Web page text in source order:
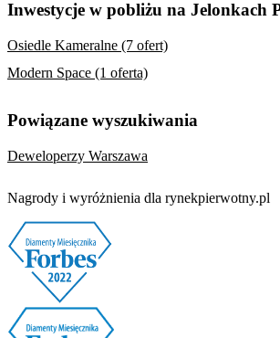
Inwestycje w pobliżu na Jelonkach
Osiedle Kameralne (7 ofert)
Modern Space (1 oferta)
Powiązane wyszukiwania
Deweloperzy Warszawa
Nagrody i wyróżnienia dla rynekpierwotny.pl